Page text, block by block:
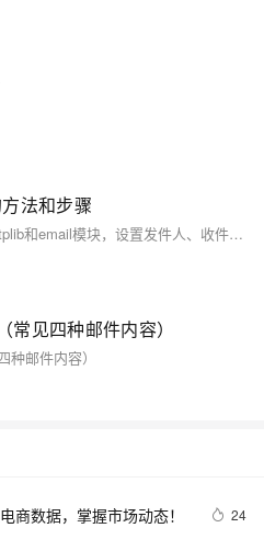
法和步骤
使用Python发送邮件涉及导入smtplib和email模块，设置发件人、收件人、主题和内容，然后连接SMTP服务器（如示例中的smtp.example.com）并使用SMTP方法发送。完整代码示例包括异常处理，确保邮件发送成功或提供错误信息。通过这种方式，可以实现Python的自动化邮件发送功能。
见四种邮件内容）
邮件内容）
商数据，掌握市场动态！ 24